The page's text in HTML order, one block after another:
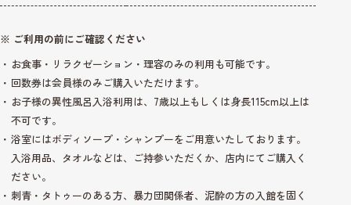
※ ご利用の前にご確認ください
お食事・リラクゼーション・理容のみの利用も可能です。
回数券は会員様のみご購入いただけます。
お子様の異性風呂入浴利用は、7歳以上もしくは身長115cm以上は
不可です。
浴室にはボディソープ・シャンプーをご用意いたしております。
入浴用品、タオルなどは、ご持参いただくか、店内にてご購入く
ださい。
刺青・タトゥーのある方、暴力団関係者、泥酔の方の入館を固く